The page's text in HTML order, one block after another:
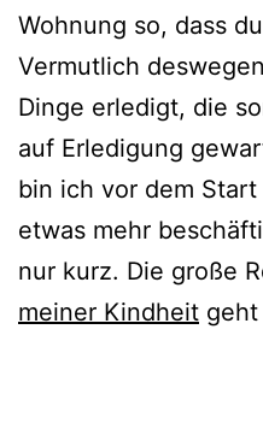
Wohnung so, dass
Vermutlich
Dinge erledigt, die
auf Erledigung
bin ich vor dem
etwas mehr
nur kurz. Die große
meiner Kindheit geht